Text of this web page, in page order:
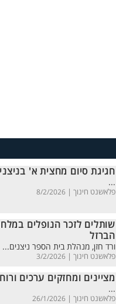
חגיגת סיום מחצית א'
...
פלאשנט חינוך | 8/2/2026
שותלים לזכר הנופלים
הברזל
ורד חזן, מנהלת בית הספר ניצנים...
פלאשנט חינוך | 3/2/2026
מציינים ומחזקים ערכים
...
פלאשנט חינוך | 26/1/2026